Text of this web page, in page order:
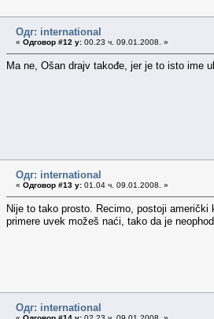
Одг: international
« Одговор #12 у: 00.23 ч. 09.01.2008. »
Ma ne, Ošan drajv takođe, jer je to isto ime
Одг: international
« Одговор #13 у: 01.04 ч. 09.01.2008. »
Nije to tako prosto. Recimo, postoji
primere uvek možeš naći, tako da je
Одг: international